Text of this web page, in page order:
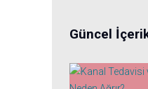
Güncel